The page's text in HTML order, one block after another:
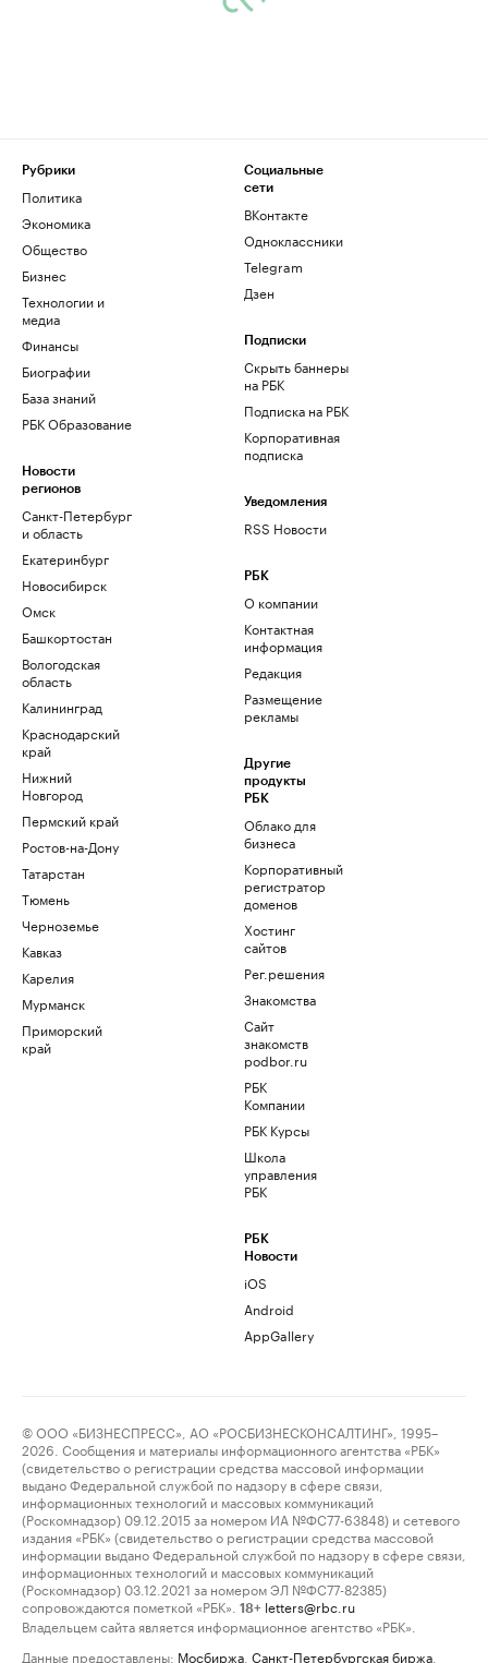
Рубрики
Политика
Экономика
Общество
Бизнес
Технологии и
медиа
Финансы
Биографии
База знаний
РБК Образование
Новости
регионов
Санкт-Петербург
и область
Екатеринбург
Новосибирск
Омск
Башкортостан
Вологодская
область
Калининград
Краснодарский
край
Нижний
Новгород
Пермский край
Ростов-на-Дону
Татарстан
Тюмень
Черноземье
Кавказ
Карелия
Мурманск
Приморский
край
Социальные
сети
ВКонтакте
Одноклассники
Telegram
Дзен
Подписки
Скрыть баннеры
на РБК
Подписка на РБК
Корпоративная
подписка
Уведомления
RSS Новости
РБК
О компании
Контактная
информация
Редакция
Размещение
рекламы
Другие
продукты
РБК
Облако для
бизнеса
Корпоративный
регистратор
доменов
Хостинг
сайтов
Рег.решения
Знакомства
Сайт
знакомств
podbor.ru
РБК
Компании
РБК Курсы
Школа
управления
РБК
РБК
Новости
iOS
Android
AppGallery
© ООО «БИЗНЕСПРЕСС», АО «РОСБИЗНЕСКОНСАЛТИНГ», 1995–
2026. Сообщения и материалы информационного агентства «РБК»
(свидетельство о регистрации средства массовой информации
выдано Федеральной службой по надзору в сфере связи,
информационных технологий и массовых коммуникаций
(Роскомнадзор) 09.12.2015 за номером ИА №ФС77-63848) и сетевого
издания «РБК» (свидетельство о регистрации средства массовой
информации выдано Федеральной службой по надзору в сфере связи,
информационных технологий и массовых коммуникаций
(Роскомнадзор) 03.12.2021 за номером ЭЛ №ФС77-82385)
сопровождаются пометкой «РБК».
18+ letters@rbc.ru
Владельцем сайта является информационное агентство «РБК».
Данные предоставлены: Мосбиржа Санкт-Петербургская биржа